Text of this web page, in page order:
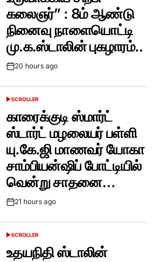
கலைஞர்” : 8ம் ஆண்டு
நினைவு நாளையொட்டி
மு.க.ஸ்டாலின் புகழாரம்..
Post20 hours ago
POSTED
SCROLLER
காரைக்குடி ஸ்மார்ட்
ஸ்டார்ட் மழலையர் பள்ளி
யு.கே.ஜி மாணவர் யோகா
சாம்பியன்ஷிப் போட்டியில்
வென்று சாதனை…
Post21 hours ago
POSTED
SCROLLER
உதயநிதி ஸ்டாலின்